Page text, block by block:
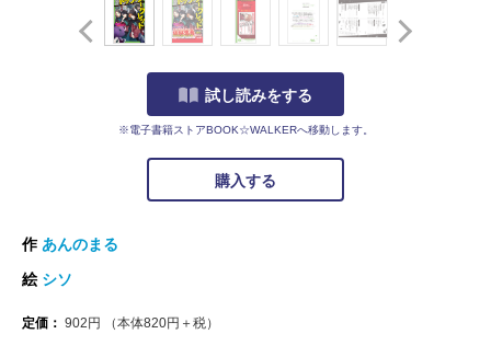
試し読みをする
※電子書籍ストアBOOK☆WALKERへ移動します。
購入する
作 あんのまる
絵 シソ
定価： 902 円 （本体820円＋税）